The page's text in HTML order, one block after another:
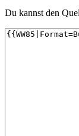
Du kannst den